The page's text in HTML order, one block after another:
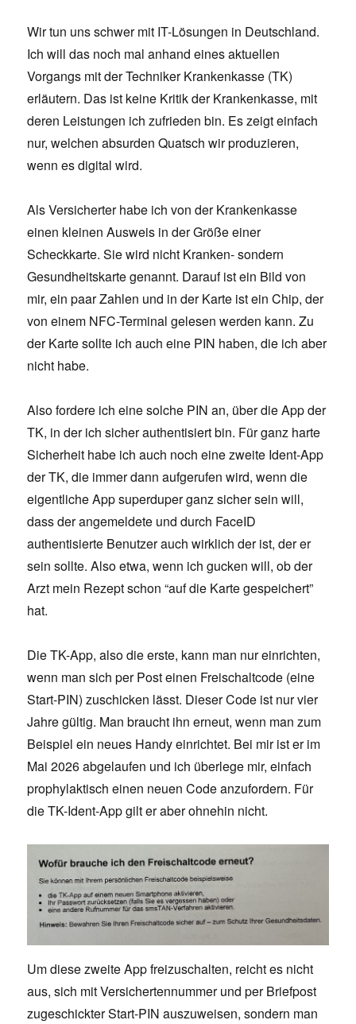
Wir tun uns schwer mit IT-Lösungen in Deutschland.
Ich will das noch mal anhand eines aktuellen
Vorgangs mit der Techniker Krankenkasse (TK)
erläutern. Das ist keine Kritik der Krankenkasse, mit
deren Leistungen ich zufrieden bin. Es zeigt einfach
nur, welchen absurden Quatsch wir produzieren,
wenn es digital wird.
Als Versicherter habe ich von der Krankenkasse
einen kleinen Ausweis in der Größe einer
Scheckkarte. Sie wird nicht Kranken- sondern
Gesundheitskarte genannt. Darauf ist ein Bild von
mir, ein paar Zahlen und in der Karte ist ein Chip, der
von einem NFC-Terminal gelesen werden kann. Zu
der Karte sollte ich auch eine PIN haben, die ich aber
nicht habe.
Also fordere ich eine solche PIN an, über die App der
TK, in der ich sicher authentisiert bin. Für ganz harte
Sicherheit habe ich auch noch eine zweite Ident-App
der TK, die immer dann aufgerufen wird, wenn die
eigentliche App superduper ganz sicher sein will,
dass der angemeldete und durch FaceID
authentisierte Benutzer auch wirklich der ist, der er
sein sollte. Also etwa, wenn ich gucken will, ob der
Arzt mein Rezept schon “auf die Karte gespeichert”
hat.
Die TK-App, also die erste, kann man nur einrichten,
wenn man sich per Post einen Freischaltcode (eine
Start-PIN) zuschicken lässt. Dieser Code ist nur vier
Jahre gültig. Man braucht ihn erneut, wenn man zum
Beispiel ein neues Handy einrichtet. Bei mir ist er im
Mai 2026 abgelaufen und ich überlege mir, einfach
prophylaktisch einen neuen Code anzufordern. Für
die TK-Ident-App gilt er aber ohnehin nicht.
Um diese zweite App freizuschalten, reicht es nicht
aus, sich mit Versichertennummer und per Briefpost
zugeschickter Start-PIN auszuweisen, sondern man